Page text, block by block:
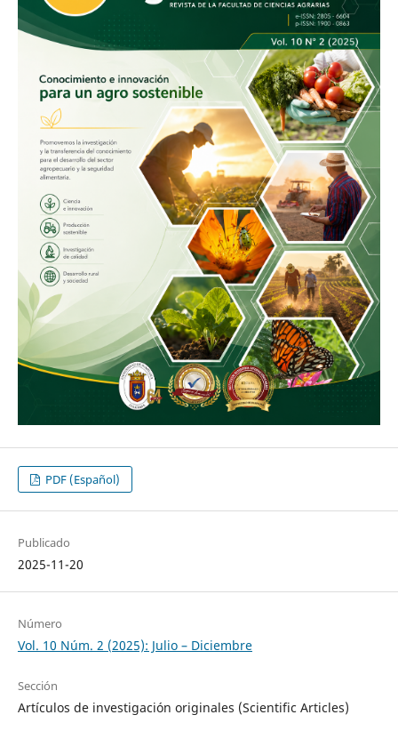
PDF (Español)
Publicado
2025-11-20
Número
Vol. 10 Núm. 2 (2025): Julio – Diciembre
Sección
Artículos de investigación originales (Scientific Articles)